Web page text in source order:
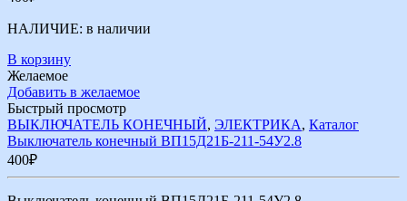
НАЛИЧИЕ: в наличии
В корзину
Желаемое
Добавить в желаемое
Быстрый просмотр
ВЫКЛЮЧАТЕЛЬ КОНЕЧНЫЙ, ЭЛЕКТРИКА, Каталог
Выключатель конечный ВП15Д21Б-211-54У2.8
400₽